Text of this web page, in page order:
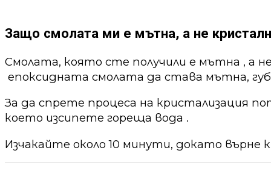
Защо смолата ми е мътна, а не
Смолата, която сте получили е мътна , а
епоксидната смолата да става мътна,
За да спрете процеса на кристализация
което изсипете гореща вода .
Изчакайте около 10 минути, докато върне